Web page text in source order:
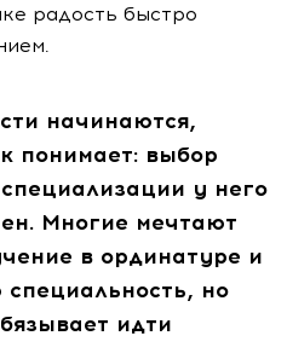
радость быстро
начинаются,
понимает: выбор
у него
Многие мечтают
в ординатуре и
но
идти